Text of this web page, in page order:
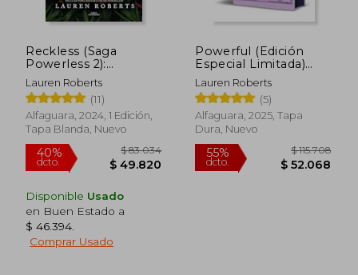
50%
dcto.
$ 120.769
$ 60.384
55%
dcto.
Reckless (Saga
Powerless 2):
Secretos. Traición.
Destinados el uno al
Otro. Un Fenómeno
de Booktok!
Lauren Roberts
(11)
Alfaguara, 2024, 1 Edición,
Tapa Blanda, Nuevo
Disponible Usado
en Buen Estado a
$ 46.394
Comprar Usado
Powerful (Edición
Especial Limitada)
(Saga Powerless 1. 5)
Lauren Roberts
(5)
Alfaguara, 2025, Tapa
Dura, Nuevo